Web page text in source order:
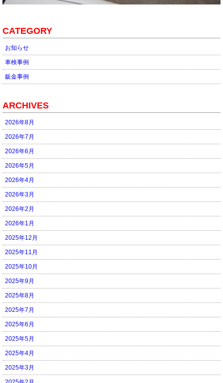
CATEGORY
お知らせ
車検事例
鈑金事例
ARCHIVES
2026年8月
2026年7月
2026年6月
2026年5月
2026年4月
2026年3月
2026年2月
2026年1月
2025年12月
2025年11月
2025年10月
2025年9月
2025年8月
2025年7月
2025年6月
2025年5月
2025年4月
2025年3月